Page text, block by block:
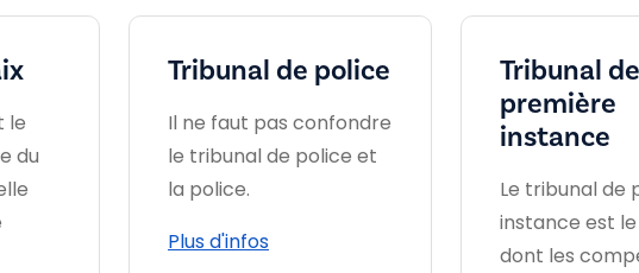
le
du
Tribunal de police
Il ne faut pas confondre
le tribunal de police et
la police.
Plus d'infos
Tribunal de
première
instance
Le tribunal de
instance est
dont les